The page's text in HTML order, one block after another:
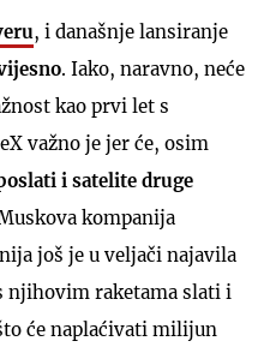
, i današnje lansiranje
. Iako, naravno, neće
kao prvi let s
važno je jer će, osim
i satelite druge
kompanija
još je u veljači najavila
njihovim raketama slati i
će naplaćivati milijun